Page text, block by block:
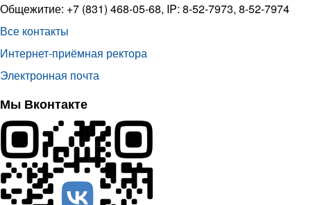
Общежитие: +7 (831) 468-05-68, IP: 8-52-7973, 8-52-7974
Все контакты
Интернет-приёмная ректора
Электронная почта
Мы Вконтакте